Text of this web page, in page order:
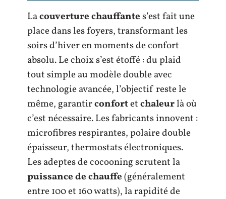
Lacouverture chauffantes’est fait une
place dans les foyers, transformant les
soirs d’hiver en moments de confort
absolu. Le choix s’est étoffé : du plaid
tout simple au modèle double avec
technologie avancée, l’objectif reste le
même, garantirconfortetchaleurlà où
c’est nécessaire. Les fabricants innovent :
microfibres respirantes, polaire double
épaisseur, thermostats électroniques.
Les adeptes de cocooning scrutent la
puissance de chauffe(généralement
entre 100 et 160 watts), la rapidité de